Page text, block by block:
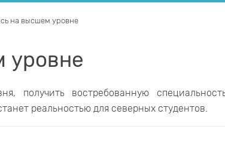
на высшем уровне
уровне
получить востребованную
реальностью для северных студентов.